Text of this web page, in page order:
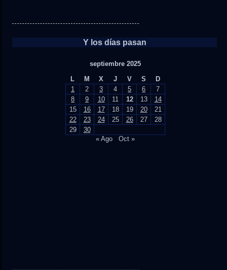
Y los días pasan
septiembre 2025
L
M X J V S
D
1
2 3 4 5 6
7
8
9 10 11 12 13
14
15
16 17 18 19 20
21
22
23 24 25 26 27
28
29
30
« Ago
Oct »